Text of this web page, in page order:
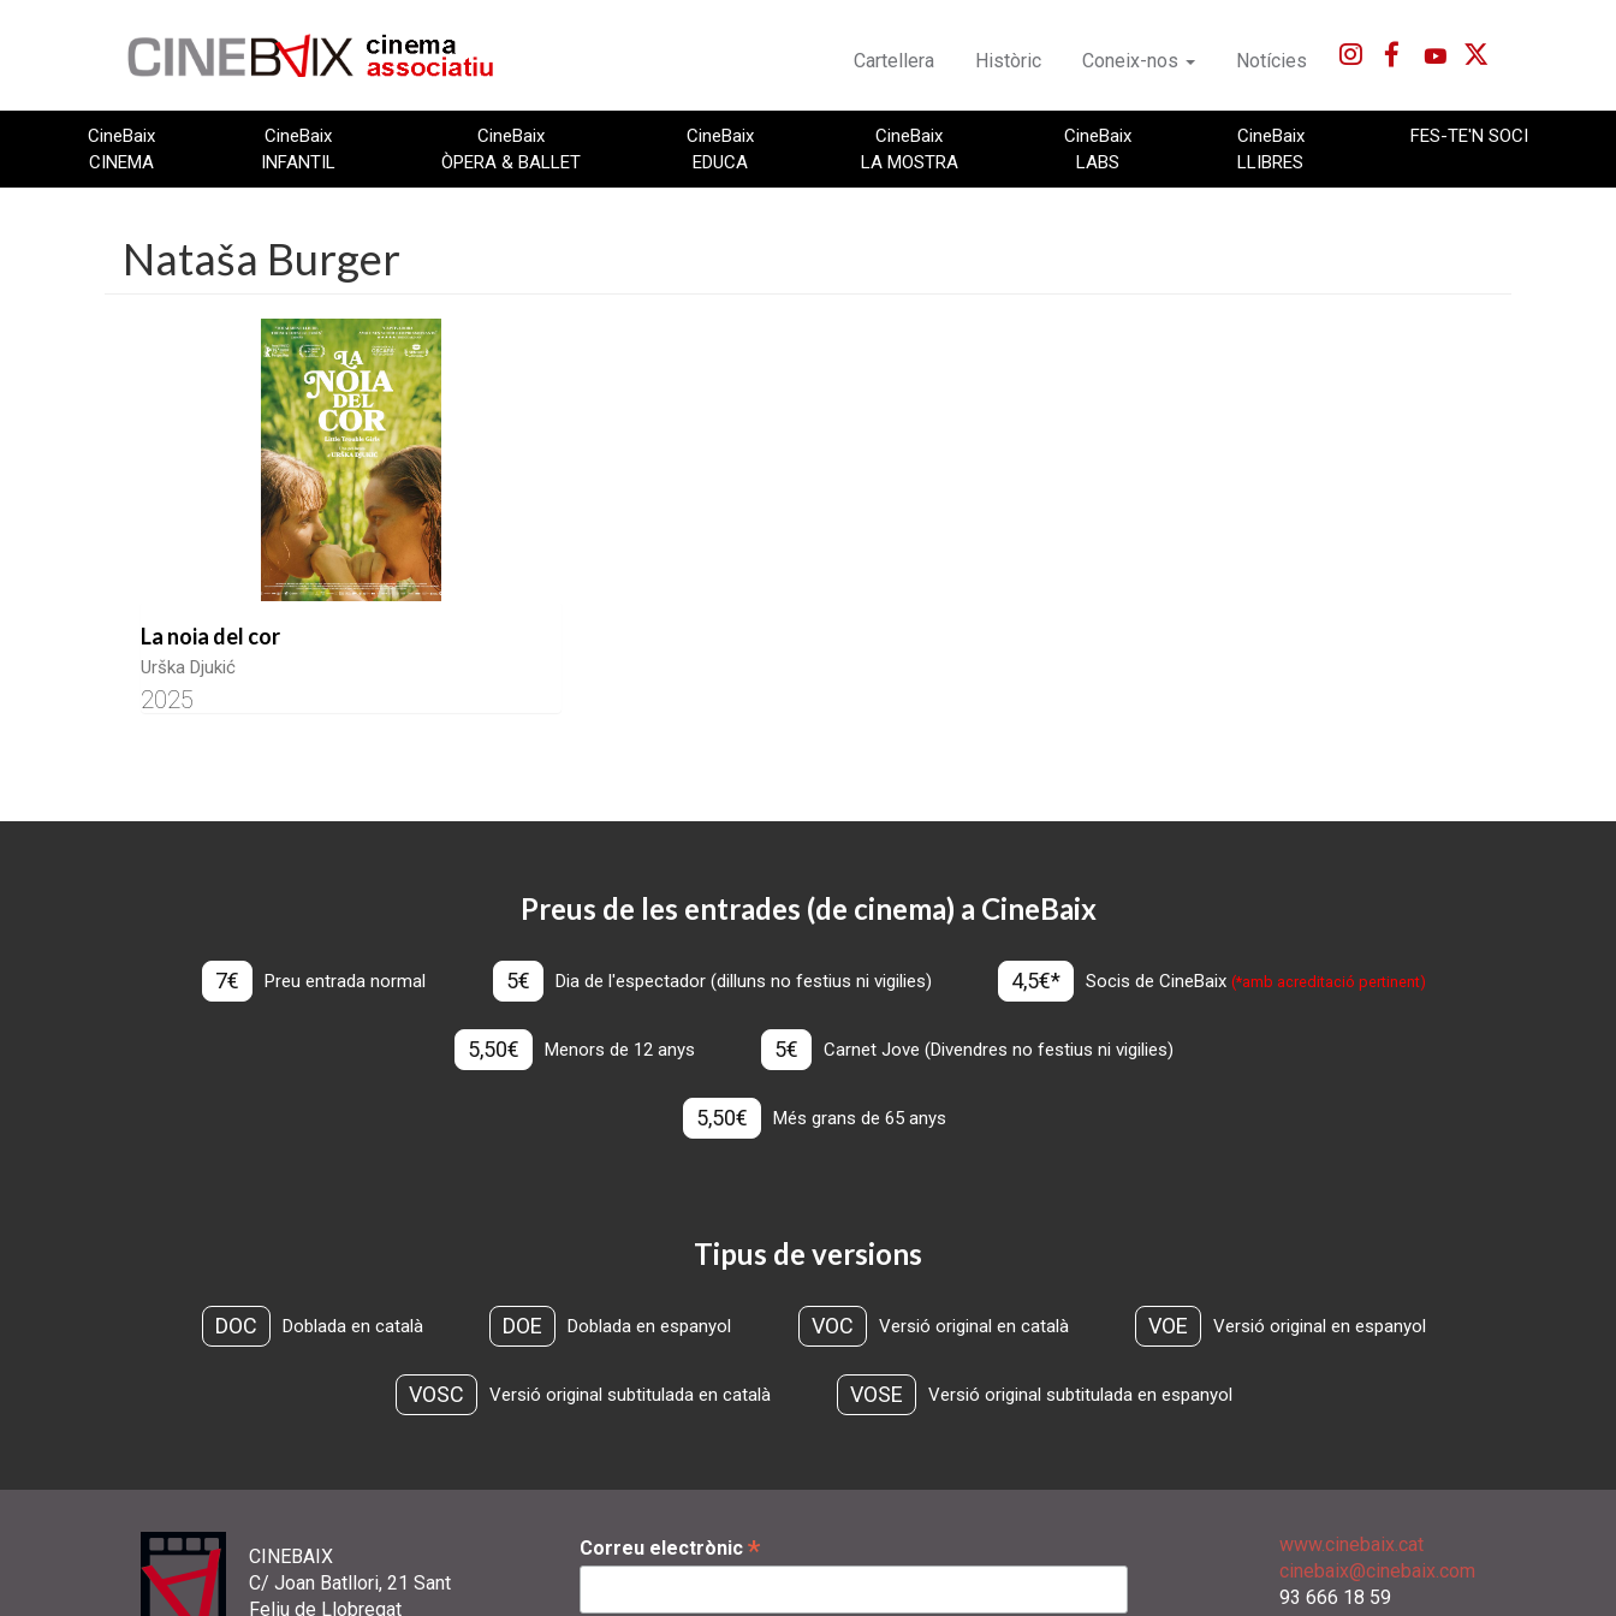
Cartellera Històric Coneix-nos Notícies
CineBaix
CINEMA
CineBaix
INFANTIL
CineBaix
ÒPERA & BALLET
CineBaix
EDUCA
CineBaix
LA MOSTRA
CineBaix
LABS
CineBaix
LLIBRES
FES-TE'N SOCI
Nataša Burger
La noia del cor
Urška Djukić
2025
Preus de les entrades (de cinema) a CineBaix
7€ Preu entrada normal 5€ Dia de l'espectador (dilluns no festius ni vigilies) 4,5€* Socis de CineBaix(*amb acreditació pertinent)
5,50€ Menors de 12 anys 5€ Carnet Jove (Divendres no festius ni vigilies)
5,50€ Més grans de 65 anys
Tipus de versions
DOC Doblada en català DOE Doblada en espanyol VOC Versió original en català VOE Versió original en espanyol
VOSC Versió original subtitulada en català VOSE Versió original subtitulada en espanyol
CINEBAIX
C/ Joan Batllori, 21 Sant
Feliu de Llobregat
Correu electrònic *
www.cinebaix.cat
cinebaix@cinebaix.com
93 666 18 59